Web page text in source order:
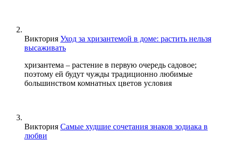
Виктория Уход за хризантемой в доме: растить нельзя
высаживать
хризантема – растение в первую очередь садовое;
поэтому ей будут чужды традиционно любимые
большинством комнатных цветов условия
Виктория Самые худшие сочетания знаков зодиака в
любви